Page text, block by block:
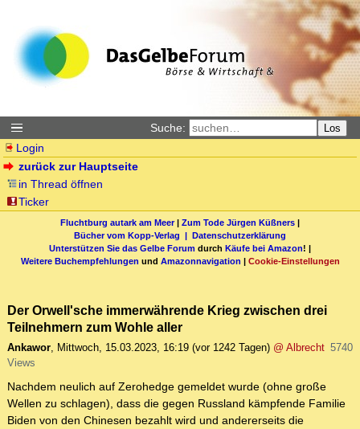
Suche: Los
Login
zurück zur Hauptseite
in Thread öffnen
Ticker
Fluchtburg autark am Meer| Zum Tode Jürgen Küßners |
Bücher vom Kopp-Verlag | Datenschutzerklärung
Unterstützen Sie das Gelbe Forum durch Käufe bei Amazon! |
Weitere Buchempfehlungen und Amazonnavigation | Cookie-Einstellungen
Der Orwell'sche immerwährende Krieg zwischen drei
Teilnehmern zum Wohle aller
Ankawor, Mittwoch, 15.03.2023, 16:19 (vor 1242 Tagen) @ Albrecht 5740
Views
Nachdem neulich auf Zerohedge gemeldet wurde (ohne große
Wellen zu schlagen), dass die gegen Russland kämpfende Familie
Biden von den Chinesen bezahlt wird und andererseits die